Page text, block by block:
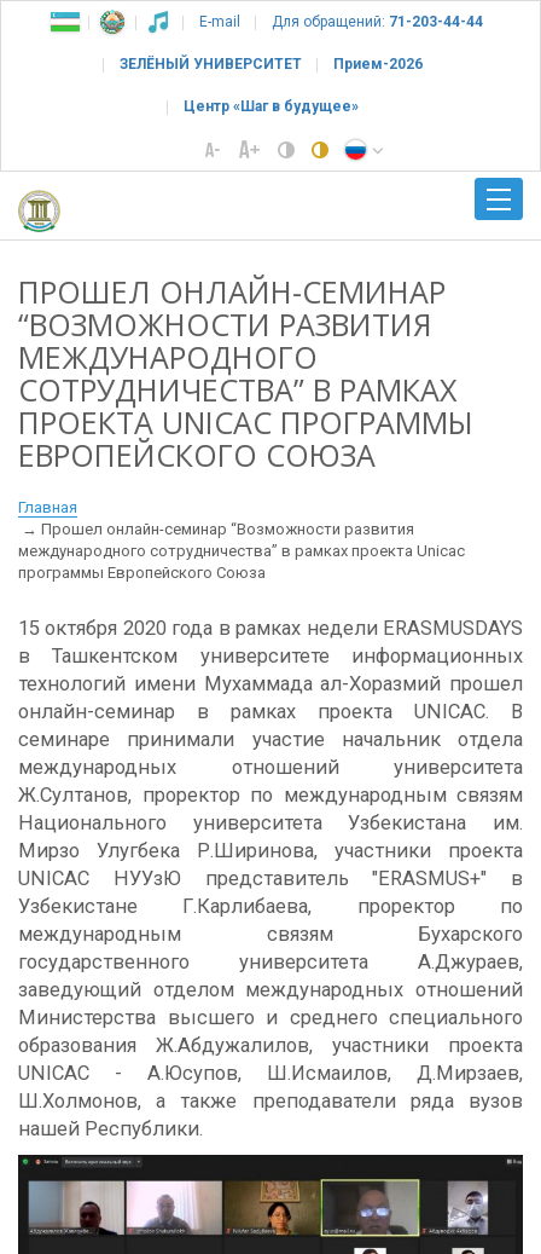
E-mail Для обращений: 71-203-44-44
ЗЕЛЁНЫЙ УНИВЕРСИТЕТ Прием-2026
Центр «Шаг в будущее»
ПРОШЕЛ ОНЛАЙН-СЕМИНАР
“ВОЗМОЖНОСТИ РАЗВИТИЯ
МЕЖДУНАРОДНОГО
СОТРУДНИЧЕСТВА” В РАМКАХ
ПРОЕКТА UNICAC ПРОГРАММЫ
ЕВРОПЕЙСКОГО СОЮЗА
Главная
Прошел онлайн-семинар “Возможности развития
международного сотрудничества” в рамках проекта Unicac
программы Европейского Союза
15 октября 2020 года в рамках недели ERASMUSDAYS
в Ташкентском университете информационных
технологий имени Мухаммада ал-Хоразмий прошел
онлайн-семинар в рамках проекта UNICAC. В
семинаре принимали участие начальник отдела
международных отношений университета
Ж.Султанов, проректор по международным связям
Национального университета Узбекистана им.
Мирзо Улугбека Р.Ширинова, участники проекта
UNICAC НУУзЮ представитель "ERASMUS+" в
Узбекистане Г.Карлибаева, проректор по
международным связям Бухарского
государственного университета А.Джураев,
заведующий отделом международных отношений
Министерства высшего и среднего специального
образования Ж.Абдужалилов, участники проекта
UNICAC - А.Юсупов, Ш.Исмаилов, Д.Мирзаев,
Ш.Холмонов, а также преподаватели ряда вузов
нашей Республики.